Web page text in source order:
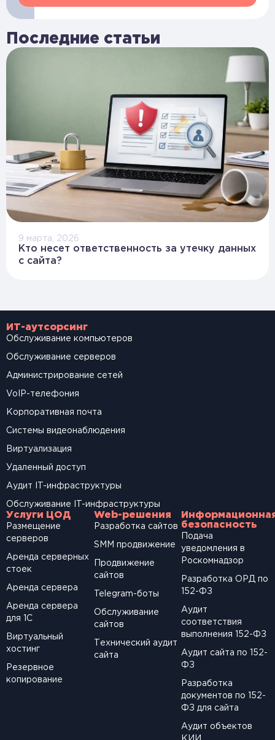
Последние статьи
9 марта, 2026
Кто несет ответственность за утечку данных
с сайта?
ИТ-аутсорсинг
Обслуживание компьютеров
Обслуживание серверов
Администрирование сетей
VoIP-телефония
Корпоративная почта
Системы видеонаблюдения
Виртуализация
Удаленный доступ
Аудит IT-инфраструктуры
Обслуживание IT-инфраструктуры
Услуги ЦОД
Размещение
серверов
Аренда серверных
стоек
Аренда сервера
Аренда сервера
для 1С
Виртуальный
хостинг
Резервное
копирование
Web-решения
Разработка сайтов
SМM продвижение
Продвижение
сайтов
Telegram-боты
Обслуживание
сайтов
Технический аудит
сайта
безопасность
Подача
уведомления в
Роскомнадзор
Разработка ОРД по
152-ФЗ
Аудит
соответствия
выполнения 152-ФЗ
Аудит сайта по 152-
ФЗ
Разработка
документов по 152-
ФЗ для сайта
Аудит объектов